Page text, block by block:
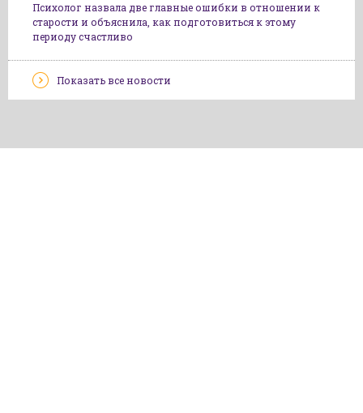
Психолог назвала две главные ошибки в отношении к
старости и объяснила, как подготовиться к этому
периоду счастливо
Показать все новости